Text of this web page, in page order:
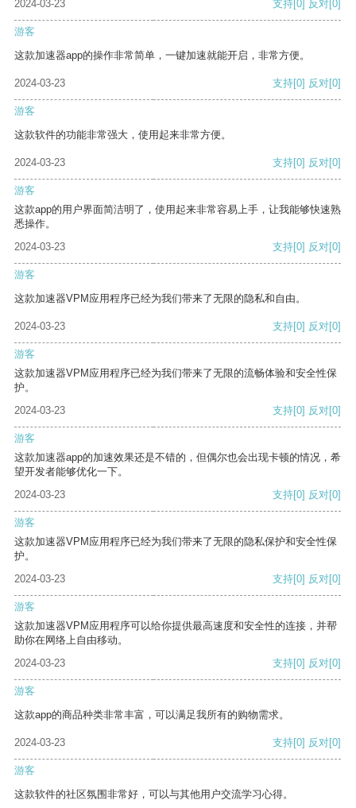
2024-03-23 支持 [0] 反对 [0]
游客
这款加速器app的操作非常简单，一键加速就能开启，非常方便。
2024-03-23 支持[0] 反对[0]
游客
这款软件的功能非常强大，使用起来非常方便。
2024-03-23 支持[0] 反对[0]
游客
这款app的用户界面简洁明了，使用起来非常容易上手，让我能够快速熟
悉操作。
2024-03-23
支持[0] 反对[0]
游客
这款加速器VPM应用程序已经为我们带来了无限的隐私和自由。
2024-03-23 支持[0] 反对[0]
游客
这款加速器VPM应用程序已经为我们带来了无限的流畅体验和安全性保
护。
2024-03-23
支持[0] 反对[0]
游客
这款加速器app的加速效果还是不错的，但偶尔也会出现卡顿的情况，希
望开发者能够优化一下。
2024-03-23
支持[0] 反对[0]
游客
这款加速器VPM应用程序已经为我们带来了无限的隐私保护和安全性保
护。
2024-03-23
支持[0] 反对[0]
游客
这款加速器VPM应用程序可以给你提供最高速度和安全性的连接，并帮
助你在网络上自由移动。
2024-03-23
支持[0] 反对[0]
游客
这款app的商品种类非常丰富，可以满足我所有的购物需求。
2024-03-23 支持[0] 反对[0]
游客
这款软件的社区氛围非常好，可以与其他用户交流学习心得。